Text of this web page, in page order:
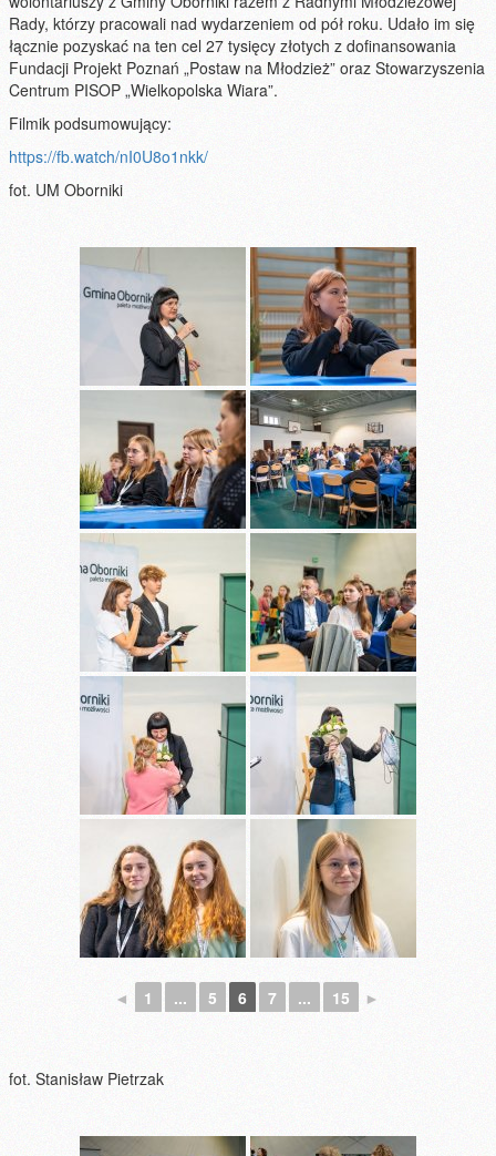
Rady, którzy pracowali nad wydarzeniem od pół roku. Udało im się
łącznie pozyskać na ten cel 27 tysięcy złotych z dofinansowania
Fundacji Projekt Poznań „Postaw na Młodzież” oraz Stowarzyszenia
Centrum PISOP „Wielkopolska Wiara”.
Filmik podsumowujący:
https://fb.watch/nI0U8o1nkk/
fot. UM Oborniki
◄ 1 ... 5 6 7 ... 15 ►
fot. Stanisław Pietrzak